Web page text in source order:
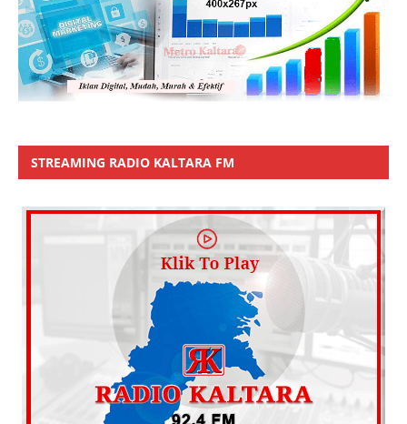
STREAMING RADIO KALTARA FM